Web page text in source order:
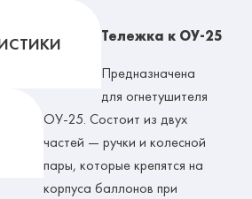
Тележка к ОУ-25
Предназначена
для огнетушителя
ОУ-25. Состоит из двух
частей — ручки и колесной
пары, которые крепятся на
корпуса баллонов при